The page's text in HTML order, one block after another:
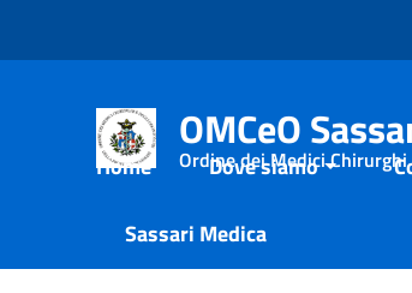
OMCeO
Ordine dei Medici
Home Dove siamo
Sassari Medica